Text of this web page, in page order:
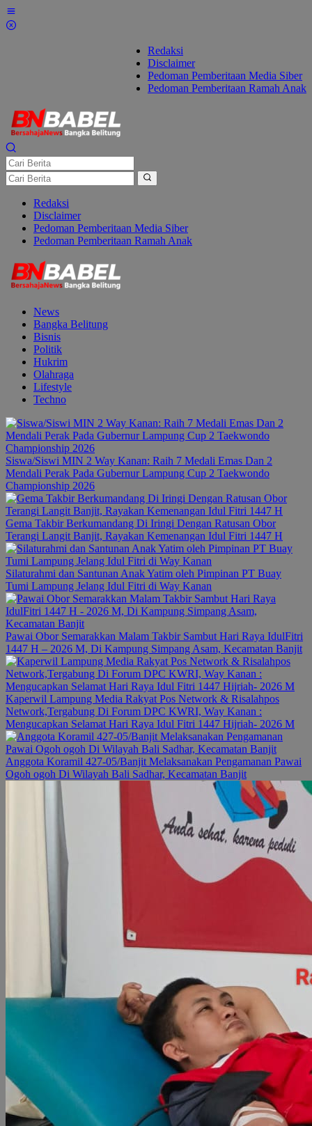
Lewati
ke
Redaksi
Disclaimer
Pedoman Pemberitaan Media Siber
Pedoman Pemberitaan Ramah Anak
Redaksi
Disclaimer
Pedoman Pemberitaan Media Siber
Pedoman Pemberitaan Ramah Anak
News
Bangka Belitung
Bisnis
Politik
Hukrim
Olahraga
Lifestyle
Techno
Siswa/Siswi MIN 2 Way Kanan: Raih 7 Medali Emas Dan 2
Mendali Perak Pada Gubernur Lampung Cup 2 Taekwondo
Championship 2026
Gema Takbir Berkumandang Di Iringi Dengan Ratusan Obor
Terangi Langit Banjit, Rayakan Kemenangan Idul Fitri 1447 H
Silaturahmi dan Santunan Anak Yatim oleh Pimpinan PT Buay
Tumi Lampung Jelang Idul Fitri di Way Kanan
Pawai Obor Semarakkan Malam Takbir Sambut Hari Raya IdulFitri
1447 H – 2026 M, Di Kampung Simpang Asam, Kecamatan Banjit
Kaperwil Lampung Media Rakyat Pos Network & Risalahpos
Network,Tergabung Di Forum DPC KWRI, Way Kanan :
Mengucapkan Selamat Hari Raya Idul Fitri 1447 Hijriah- 2026 M
Anggota Koramil 427-05/Banjit Melaksanakan Pengamanan Pawai
Ogoh ogoh Di Wilayah Bali Sadhar, Kecamatan Banjit